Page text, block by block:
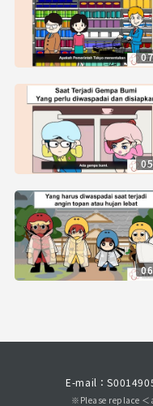
E-mail：
※Please replace